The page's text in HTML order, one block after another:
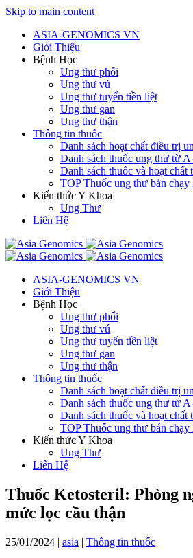
Skip to main content
ASIA-GENOMICS VN
Giới Thiệu
Bệnh Học
Ung thư phổi
Ung thư vú
Ung thư tuyến tiền liệt
Ung thư gan
Ung thư thận
Thông tin thuốc
Danh sách hoạt chất điều trị
Danh sách thuốc ung thư từ A
Danh sách thuốc và hoạt chất
TOP Thuốc ung thư bán chạy
Kiến thức Y Khoa
Ung Thư
Liên Hệ
ASIA-GENOMICS VN
Giới Thiệu
Bệnh Học
Ung thư phổi
Ung thư vú
Ung thư tuyến tiền liệt
Ung thư gan
Ung thư thận
Thông tin thuốc
Danh sách hoạt chất điều trị
Danh sách thuốc ung thư từ A
Danh sách thuốc và hoạt chất
TOP Thuốc ung thư bán chạy
Kiến thức Y Khoa
Ung Thư
Liên Hệ
Thuốc Ketosteril: Phòng
mức lọc cầu thận
25/01/2024 | asia | Thông tin thuốc